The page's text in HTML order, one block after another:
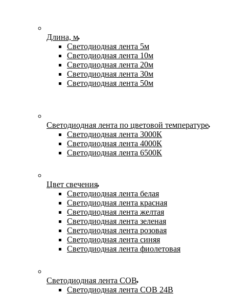
Длина, м
Светодиодная лента 5м
Светодиодная лента 10м
Светодиодная лента 20м
Светодиодная лента 30м
Светодиодная лента 50м
Светодиодная лента по цветовой температуре
Светодиодная лента 3000К
Светодиодная лента 4000К
Светодиодная лента 6500К
Цвет свечения
Светодиодная лента белая
Светодиодная лента красная
Светодиодная лента желтая
Светодиодная лента зеленая
Светодиодная лента розовая
Светодиодная лента синяя
Светодиодная лента фиолетовая
Светодиодная лента COB
Светодиодная лента COB 24В